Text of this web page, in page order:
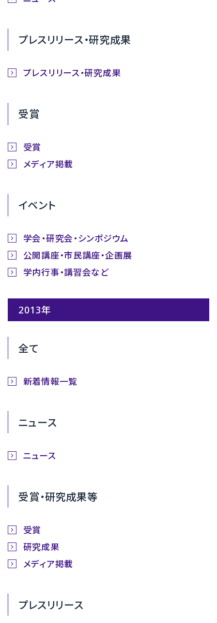
プレスリリース・研究成果
プレスリリース・研究成果
受賞
受賞
メディア掲載
イベント
学会・研究会・シンポジウム
公開講座・市民講座・企画展
学内行事・講習会など
2013年
全て
新着情報一覧
ニュース
ニュース
受賞・研究成果等
受賞
研究成果
メディア掲載
プレスリリース